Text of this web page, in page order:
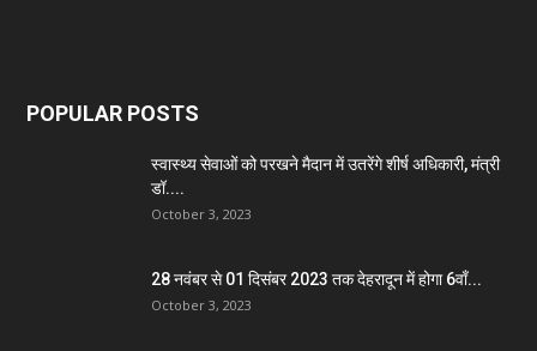
POPULAR POSTS
स्वास्थ्य सेवाओं को परखने मैदान में उतरेंगे शीर्ष अधिकारी, मंत्री
डॉ....
October 3, 2023
28 नवंबर से 01 दिसंबर 2023 तक देहरादून में होगा 6वाँ...
October 3, 2023